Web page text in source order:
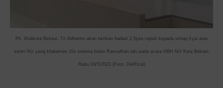
Plt. Walikota Bekasi, Tri Adhianto akan berikan hadiah 2,5juta rupiah kepada setiap kyai atau
santri NU yang khataman 10x selama bulan Ramadhan lalu pada acara HBH NU Kota Bekasi,
Rabu 24/5/2023 (Foto: DikRizal)